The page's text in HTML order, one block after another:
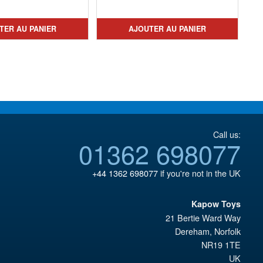
initial
était :
prix
actuel
AU PANIER
était :
€110.64.
actuel
est :
AJOUTER AU PANIER
Call us:
01362 698077
+44 1362 698077if you're not in the UK
Kapow Toys
21 Bertie Ward Way
Dereham, Norfolk
NR19 1TE
UK